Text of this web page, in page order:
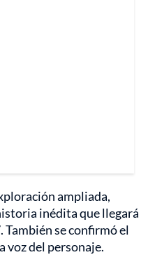
ampliada,
inédita que llegará
se confirmó el
voz del personaje.